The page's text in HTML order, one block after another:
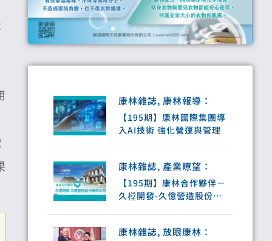
康林雜誌, 康林報導 ：
【195期】康林國際集團導
入AI技術 強化營運與管理
康林雜誌, 產業瞭望 ：
【195期】康林合作夥伴－
久樘開發-久億營造股份有
康林雜誌,放眼康林 ：